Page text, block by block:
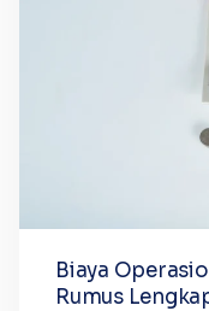
Biaya
Rumus